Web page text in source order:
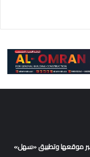
عبر موقعها وتطبيق «سهل»